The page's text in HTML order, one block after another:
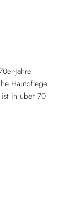
Jahre
Hautpflege.
ist in über 70